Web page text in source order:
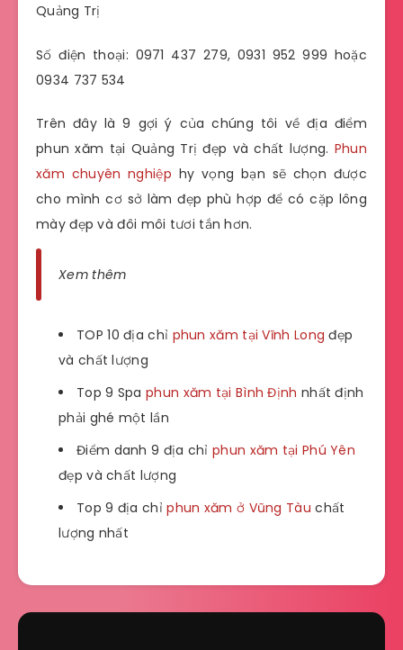
Quảng Trị
Số điện thoại: 0971 437 279, 0931 952 999 hoặc
0934 737 534
Trên đây là 9 gợi ý của chúng tôi về địa điểm
phun xăm tại Quảng Trị đẹp và chất lượng. Phun
xăm chuyên nghiệp hy vọng bạn sẽ chọn được
cho mình cơ sở làm đẹp phù hợp để có cặp lông
mày đẹp và đôi môi tươi tắn hơn.
Xem thêm
TOP 10 địa chỉ phun xăm tại Vĩnh Long đẹp
và chất lượng
Top 9 Spa phun xăm tại Bình Định nhất định
phải ghé một lần
Điểm danh 9 địa chỉphun xăm tại Phú Yên
đẹp và chất lượng
Top 9 địa chỉphun xăm ở Vũng Tàu chất
lượng nhất